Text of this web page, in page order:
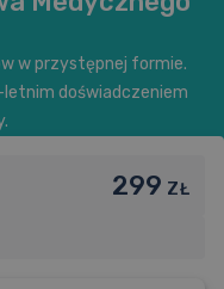
w przystępnej formie.
letnim doświadczeniem
299 ZŁ